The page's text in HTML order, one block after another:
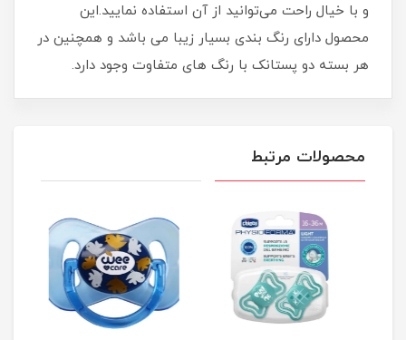
و با خیال راحت می‌توانید از آن استفاده نمایید.این
محصول دارای رنگ بندی بسیار زیبا می باشد و همچنین در
هر بسته دو پستانک با رنگ های متفاوت وجود دارد.
محصولات مرتبط